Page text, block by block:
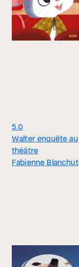
5.0
Walter enquête au
théâtre
Fabienne Blanchut